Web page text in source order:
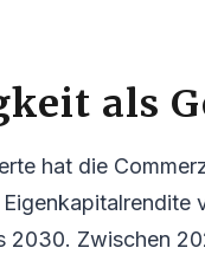
als
hat die
2030. Zwischen